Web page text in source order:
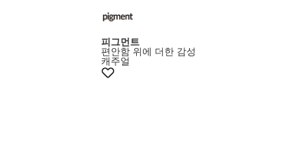
피그먼트
편안함 위에 더한 감성
캐주얼